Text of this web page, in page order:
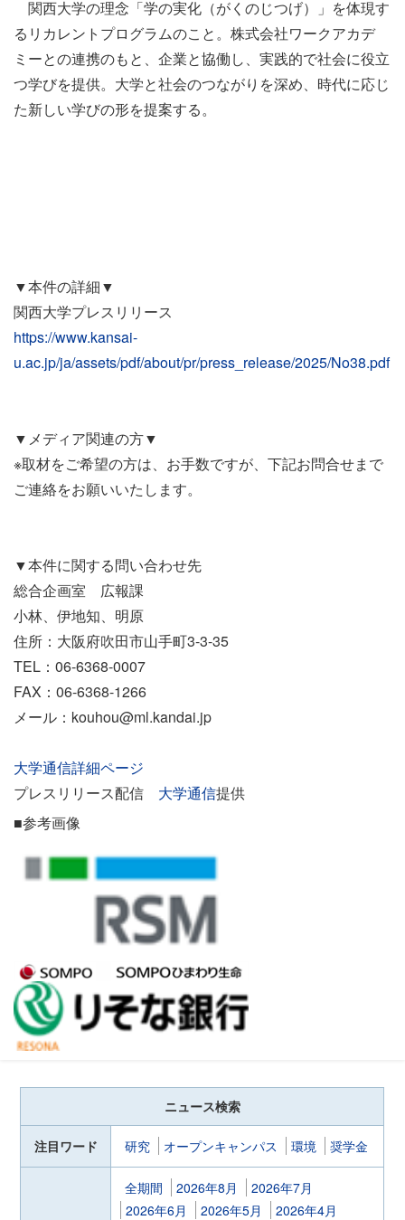
関西大学の理念「学の実化（がくのじつげ）」を体現す
るリカレントプログラムのこと。株式会社ワークアカデ
ミーとの連携のもと、企業と協働し、実践的で社会に役立
つ学びを提供。大学と社会のつながりを深め、時代に応じ
た新しい学びの形を提案する。
▼本件の詳細▼
関西大学プレスリリース
https://www.kansai-
u.ac.jp/ja/assets/pdf/about/pr/press_release/2025/No38.pdf
▼メディア関連の方▼
※取材をご希望の方は、お手数ですが、下記お問合せまで
ご連絡をお願いいたします。
▼本件に関する問い合わせ先
総合企画室 広報課
小林、伊地知、明原
住所：大阪府吹田市山手町3-3-35
TEL：06-6368-0007
FAX：06-6368-1266
メール：kouhou@ml.kandai.jp
大学通信詳細ページ
プレスリリース配信 大学通信提供
■参考画像
ニュース検索
注目ワード 研究 オープンキャンパス 環境 奨学金
全期間 2026年8月
2026年7月
2026年6月
2026年5月
2026年4月